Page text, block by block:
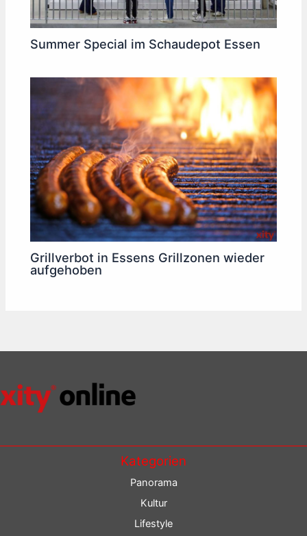
Summer Special im Schaudepot Essen
Grillverbot in Essens Grillzonen wieder
aufgehoben
Kategorien
Panorama
Kultur
Lifestyle